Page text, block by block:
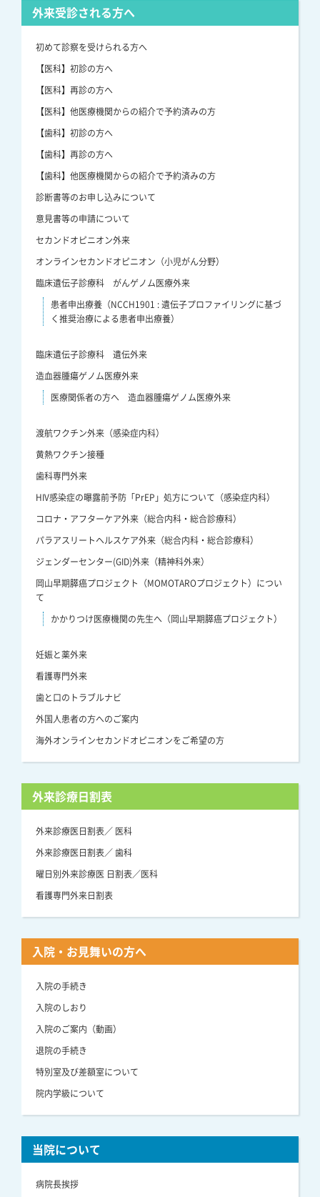
外来受診される方へ
初めて診察を受けられる方へ
【医科】初診の方へ
【医科】再診の方へ
【医科】他医療機関からの紹介で予約済みの方
【歯科】初診の方へ
【歯科】再診の方へ
【歯科】他医療機関からの紹介で予約済みの方
診断書等のお申し込みについて
意見書等の申請について
セカンドオピニオン外来
オンラインセカンドオピニオン（小児がん分野）
臨床遺伝子診療科 がんゲノム医療外来
患者申出療養（NCCH1901 : 遺伝子プロファイリングに基づ
く推奨治療による患者申出療養）
臨床遺伝子診療科 遺伝外来
造血器腫瘍ゲノム医療外来
医療関係者の方へ 造血器腫瘍ゲノム医療外来
渡航ワクチン外来（感染症内科）
黄熱ワクチン接種
歯科専門外来
HIV感染症の曝露前予防「PrEP」処方について（感染症内科）
コロナ・アフターケア外来（総合内科・総合診療科）
パラアスリートヘルスケア外来（総合内科・総合診療科）
ジェンダーセンター(GID)外来（精神科外来）
岡山早期膵癌プロジェクト（MOMOTAROプロジェクト）につい
て
かかりつけ医療機関の先生へ（岡山早期膵癌プロジェクト）
妊娠と薬外来
看護専門外来
歯と口のトラブルナビ
外国人患者の方へのご案内
海外オンラインセカンドオピニオンをご希望の方
外来診療日割表
外来診療医日割表／ 医科
外来診療医日割表／ 歯科
曜日別外来診療医 日割表／医科
看護専門外来日割表
入院・お見舞いの方へ
入院の手続き
入院のしおり
入院のご案内（動画）
退院の手続き
特別室及び差額室について
院内学級について
当院について
病院長挨拶